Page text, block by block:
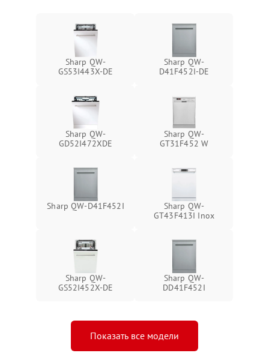
Sharp QW-
GS53I443X-DE
Sharp QW-
D41F452I-DE
Sharp QW-
GD52I472XDE
Sharp QW-
GT31F452 W
Sharp QW-D41F452I
Sharp QW-
GT43F413I Inox
Sharp QW-
GS52I452X-DE
Sharp QW-
DD41F452I
Показать все модели